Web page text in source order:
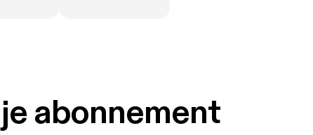
weer op de troon te krijgen? Voor lezers vanaf 10
abonnement